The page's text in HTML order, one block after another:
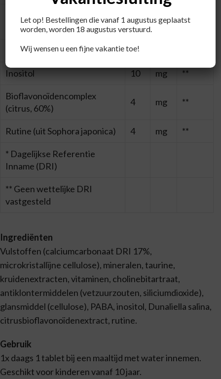
PABA (Para-Amino-
Benzoëzuur)
12 mg **
Choline (bitartraat) 10
Inositol 10 mg **
Bioflavonoïdencomplex
(citrus, 60%)
4 mg **
Rutine (uit Sophora japonica) 4 mg **
* Dagelijkse Referentie
Inname (DRI)
** Geen wettelijke DRI
vastgesteld
Ingrediënten
Vulstoffen (calciumcarbonaat DRI 17%,
microkristallijne cellulose), mineralen, taurine,
kruidenextracten, vitaminen, cholinebitartraat,
antiklontermiddelen (vetzuurzouten, siliciumdioxide),
glansmiddel (cellulose), PABA, inositol, Dunaliella salina,
citrusbioflavonoïdenextract, rutine.
Gebruik
1x daags 1 tablet bij een maaltijd met water innemen.
Geschikt voor kinderen vanaf 10 jaar.
Let op! Bestellingen die vanaf 1 augustus geplaatst
worden, worden 18 augustus verstuurd.
Wij wensen u een fijne vakantie toe!